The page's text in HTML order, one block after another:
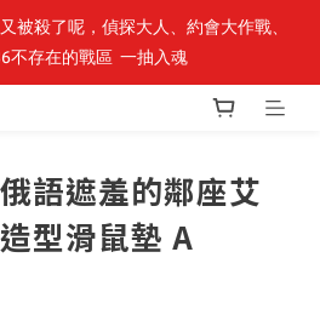
知讀者視角」 周邊商品
被殺了呢，偵探大人、約會大作戰、
不存在的戰區  一抽入魂
語遮羞的鄰座艾
型滑鼠墊 A